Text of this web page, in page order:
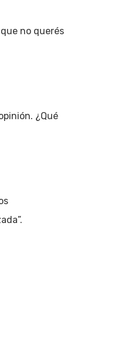
no querés
¿Qué